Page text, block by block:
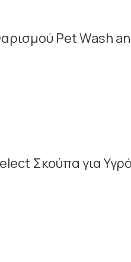
Pet Wash
Σκούπα για